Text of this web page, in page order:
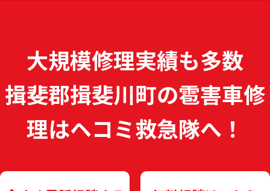
大規模修理実績も多数
揖斐郡揖斐川町の雹害車修
理はヘコミ救急隊へ！